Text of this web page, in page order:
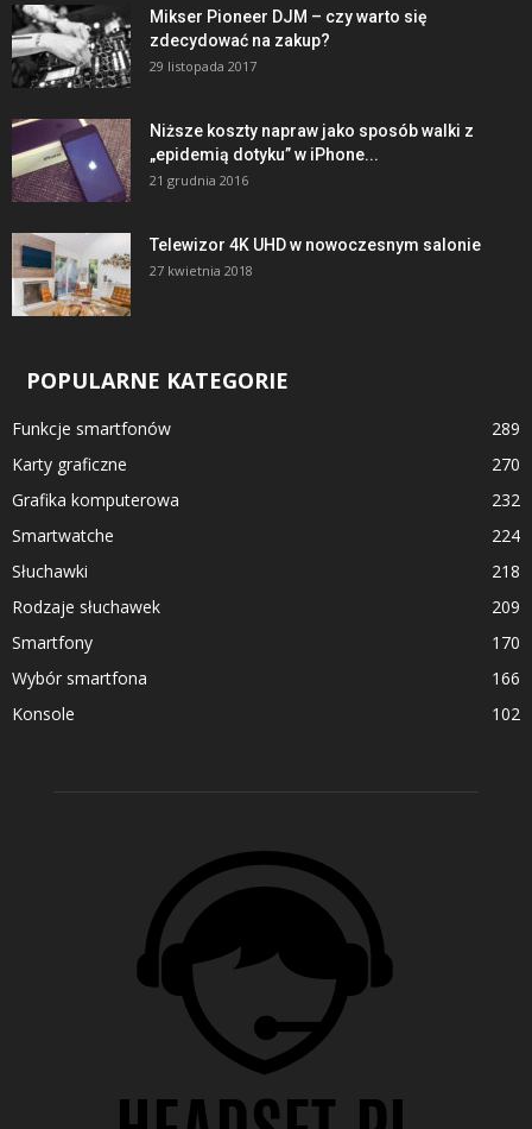
Mikser Pioneer DJM – czy warto się
zdecydować na zakup?
29 listopada 2017
Niższe koszty napraw jako sposób walki z
„epidemią dotyku” w iPhone...
21 grudnia 2016
Telewizor 4K UHD w nowoczesnym salonie
27 kwietnia 2018
POPULARNE KATEGORIE
Funkcje smartfonów
289
Karty graficzne
270
Grafika komputerowa
232
Smartwatche
224
Słuchawki
218
Rodzaje słuchawek
209
Smartfony
170
Wybór smartfona
166
Konsole
102